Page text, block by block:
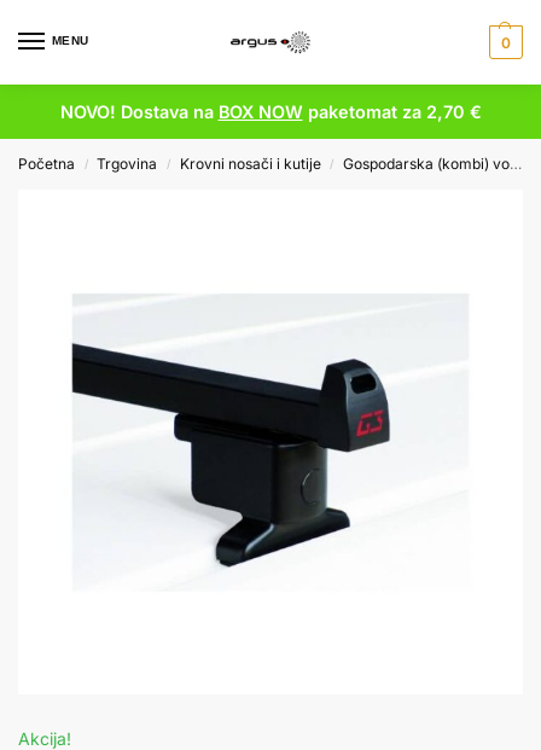
MENU 0
NOVO! Dostava na BOX NOWpaketomat za 2,70 €
Početna / Trgovina / Krovni nosači i kutije / Gospodarska (kombi) vozila
Akcija!